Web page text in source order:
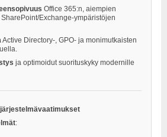
Office 365:n, aiempien
Exchange-ympäristöjen
Active Directory-, GPO- ja monimutkaisten
ja optimoidut suorituskyky modernille
: